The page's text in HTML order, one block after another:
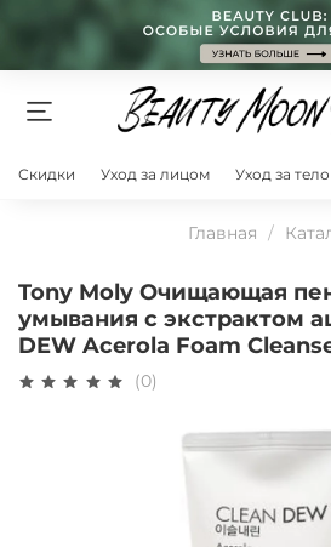
Скидки Уход за лицом Уход за
Главная
Tony Moly Очищающая
умывания с экстрактом
DEW Acerola Foam
(0)